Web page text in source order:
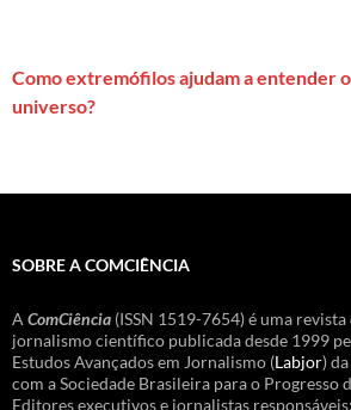
Como extremófilos ajudam a entender
universo?
SOBRE A COMCIÊNCIA
A ComCiência (ISSN 1519-7654) é uma
jornalismo científico publicada desde 1999
Estudos Avançados em Jornalismo (Labjor) da
com a Sociedade Brasileira para o Progresso
Editores executivos e jornalistas